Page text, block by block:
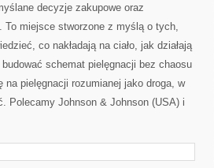
decyzje zakupowe oraz
To miejsce stworzone z myślą o tych,
co nakładają na ciało, jak działają
budować schemat pielęgnacji bez chaosu
pielęgnacji rozumianej jako droga, w
Polecamy Johnson & Johnson (USA) i